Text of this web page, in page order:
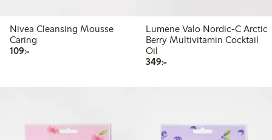
Nivea Cleansing Mousse
Caring
109:-109,00 kr
Lumene Valo Nordic-C Arctic
Berry Multivitamin Cocktail
Oil
349:-349,00 kr